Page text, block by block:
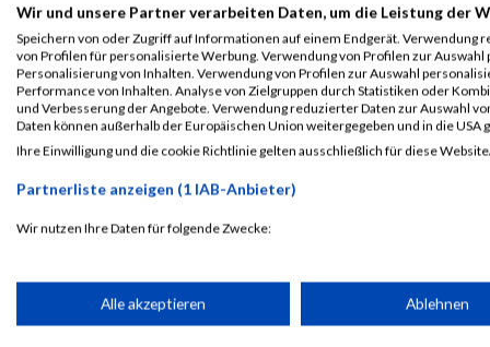
1391
Jan-Malte Ambs
50028
Hans Krankenberg
1696
Annik Stolberg
1488
Marco Griebau
1405
Timo Becker
1720
Anke
Christoph
1462
Lisa Fette
Wir und unsere Partner verarbeiten Daten, um die Leistung der
Speichern von oder Zugriff auf Informationen auf einem Endgerät. Verwendung
von Profilen für personalisierte Werbung. Verwendung von Profilen zur
Personalisierung von Inhalten. Verwendung von Profilen zur Auswahl
Performance von Inhalten. Analyse von Zielgruppen durch Statistiken oder
und Verbesserung der Angebote. Verwendung reduzierter Daten zur Auswahl
Daten können außerhalb der Europäischen Union weitergegeben und in die USA
Ihre Einwilligung und die cookie Richtlinie gelten ausschließlich für diese
Partnerliste anzeigen (1 IAB-Anbieter)
Wir nutzen Ihre Daten für folgende Zwecke:
Speichern von oder Zugriff auf Informationen auf einem
Alle akzeptieren Ablehnen